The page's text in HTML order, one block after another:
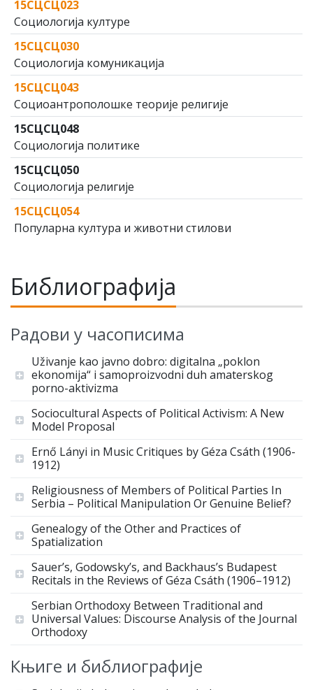
15СЦСЦ023
Социологија културе
15СЦСЦ030
Социологија комуникација
15СЦСЦ043
Социоантрополошке теорије религије
15СЦСЦ048
Социологија политике
15СЦСЦ050
Социологија религије
15СЦСЦ054
Популарна култура и животни стилови
Библиографија
Радови у часописима
Uživanje kao javno dobro: digitalna „poklon
ekonomija“ i samoproizvodni duh amaterskog
porno-aktivizma
Sociocultural Aspects of Political Activism: A New
Model Proposal
Ernő Lányi in Music Critiques by Géza Csáth (1906-
1912)
Religiousness of Members of Political Parties In
Serbia – Political Manipulation Or Genuine Belief?
Genealogy of the Other and Practices of
Spatialization
Sauer’s, Godowsky’s, and Backhaus’s Budapest
Recitals in the Reviews of Géza Csáth (1906–1912)
Serbian Orthodoxy Between Traditional and
Universal Values: Discourse Analysis of the Journal
Orthodoxy
Књиге и библиографије